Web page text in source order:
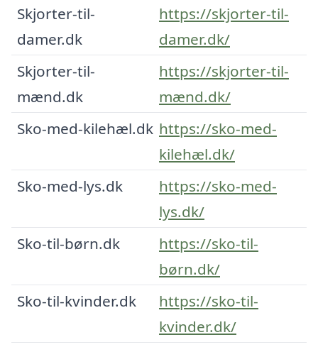
Skjorter-til-
damer.dk
https://skjorter-til-
damer.dk/
Skjorter-til-
mænd.dk
https://skjorter-til-
mænd.dk/
Sko-med-kilehæl.dk https://sko-med-
kilehæl.dk/
Sko-med-lys.dk
https://sko-med-
lys.dk/
Sko-til-børn.dk
https://sko-til-
børn.dk/
Sko-til-kvinder.dk
https://sko-til-
kvinder.dk/